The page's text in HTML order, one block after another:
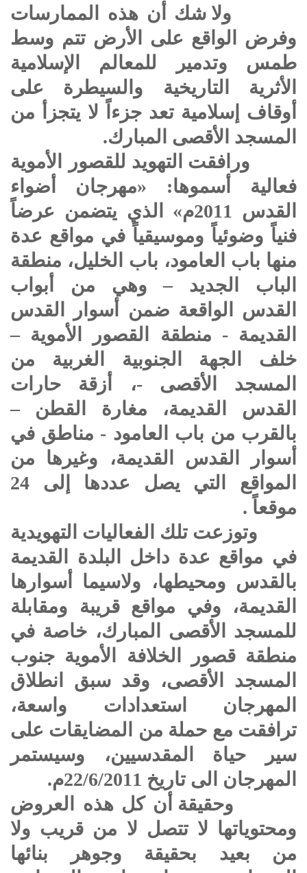
ولا شك أن هذه الممارسات
وفرض الواقع على الأرض تتم وسط
طمس وتدمير للمعالم الإسلامية
الأثرية التاريخية والسيطرة على
أوقاف إسلامية تعد جزءاً لا يتجزأ من
المسجد الأقصى المبارك.
ورافقت التهويد للقصور الأموية
فعالية أسموها: «مهرجان أضواء
القدس 2011م» الذي يتضمن عرضاً
فنياً وضوئياً وموسيقياً في مواقع عدة
منها باب العامود، باب الخليل، منطقة
الباب الجديد – وهي من أبواب
القدس الواقعة ضمن أسوار القدس
القديمة - منطقة القصور الأموية –
خلف الجهة الجنوبية الغربية من
المسجد الأقصى -، أزقة حارات
القدس القديمة، مغارة القطن –
بالقرب من باب العامود - مناطق في
أسوار القدس القديمة، وغيرها من
المواقع التي يصل عددها إلى 24
موقعاً .
وتوزعت تلك الفعاليات التهويدية
في مواقع عدة داخل البلدة القديمة
بالقدس ومحيطها، ولاسيما أسوارها
القديمة، وفي مواقع قريبة ومقابلة
للمسجد الأقصى المبارك، خاصة في
منطقة قصور الخلافة الأموية جنوب
المسجد الأقصى، وقد سبق انطلاق
المهرجان استعدادات واسعة،
ترافقت مع حملة من المضايقات على
سير حياة المقدسيين، وسيستمر
المهرجان الى تاريخ 22/6/2011م.
وحقيقة أن كل هذه العروض
ومحتوياتها لا تتصل لا من قريب ولا
من بعيد بحقيقة وجوهر بنائها